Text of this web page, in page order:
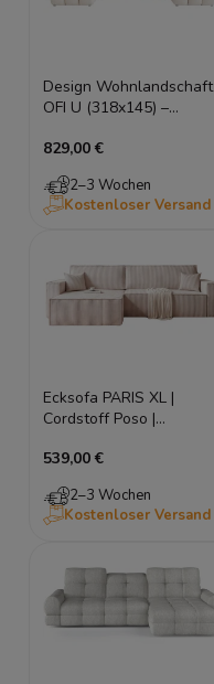
Design Wohnlandschaft
OFI U (318x145) –
Tief Gesteppt
829,00 €
2–3 Wochen
Kostenloser Versand
Ecksofa PARIS XL |
Cordstoff Poso |
539,00 €
2–3 Wochen
Kostenloser Versand